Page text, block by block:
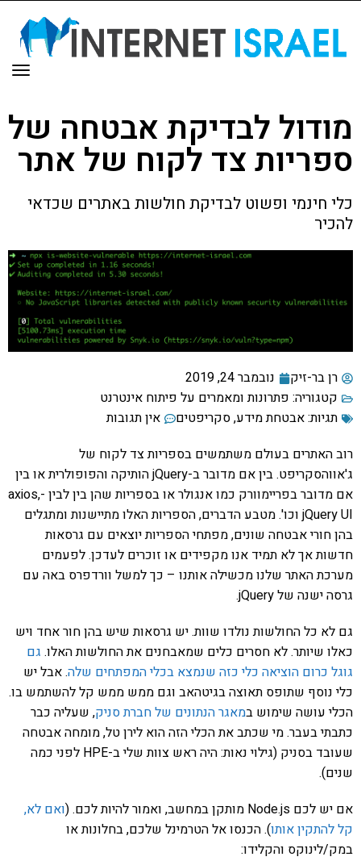
מודול לבדיקת אבטחה של
ספריות צד לקוח של אתר
כלי חינמי ופשוט לבדיקת חולשות באתרים שכדאי
להכיר
רן בר-זיק
נובמבר 24, 2019
קטגוריה: פתרונות ומאמרים על פיתוח אינטרנט
תגיות:אבטחת מידע,סקריפטים
אין תגובות
רוב האתרים בעולם משתמשים בספריות צד לקוח של
ג'אווהסקריפט. בין אם מדובר ב-jQuery הותיקה והפופולרית או בין
אם מדובר בפריימוורק כמו אנגולר או בספריות שהן בין לבין -axios,
jQuery UI וכו'. מטבע הדברים, הספריות האלו מתיישנות ומתגלים
בהן חורי אבטחה שונים, מפתחי הספריות יוצאים עם גרסאות
חדשות אך לא תמיד אנו מקפידים או זוכרים לעדכן. לפעמים
מערכת האתר שלנו מכשילה אותנו – כך למשל וורדפרס באה עם
גרסה ישנה של jQuery.
גם לא כל החולשות נולדו שוות. יש גרסאות שיש בהן חור אחד ויש
כאלו שיותר. לא חסרים כלים שמאבחנים את החולשות האלו. גם
גוגל כרום הוציאה כלי כזה שנמצא בכלי המפתחים שלה. אבל יש
כלי נוסף שתופס תאוצה בגיטהאב וגם ממש ממש קל להשתמש בו.
הכלי עושה שימוש במאגר הנתונים של חברת סניק, שעליה כבר
כתבתי בעבר. מי שכתב את הכלי הזה הוא לירן טל, מומחה אבטחה
שעובד בסניק (גילוי נאות: היה ראש צוות שלי ב-HPE לפני כמה
שנים).
אם יש לכם Node.js מותקן במחשב, ואמור להיות לכם. (
ואם לא,
קל להתקין אותו). הכנסו אל הטרמינל שלכם, בחלונות או
במק/לינוקס והקלידו: